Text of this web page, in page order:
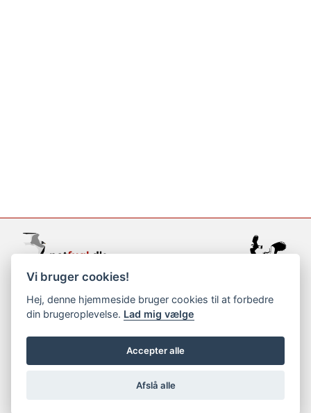
support@netfugl.dk
copyright © 2002-2023
Vi bruger cookies!
Hej, denne hjemmeside bruger cookies til at forbedre
din brugeroplevelse. Lad mig vælge
Accepter alle
Afslå alle